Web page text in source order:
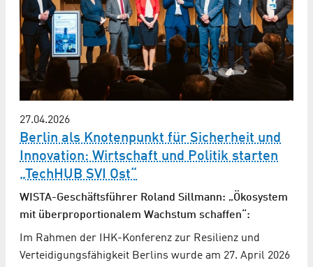
27.04.2026
Berlin als Knotenpunkt für Sicherheit und
Innovation: Wirtschaft und Politik starten
„TechHUB SVI Ost“
WISTA-Geschäftsführer Roland Sillmann: „Ökosystem
mit überproportionalem Wachstum schaffen“:
Im Rahmen der IHK-Konferenz zur Resilienz und
Verteidigungsfähigkeit Berlins wurde am 27. April 2026